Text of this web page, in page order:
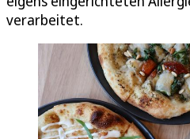
verarbeitet.